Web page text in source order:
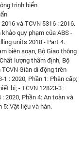
trình biển
và TCVN 5316 : 2016.
quy phạm của ABS -
units 2018 - Part 4.
biên soạn, Bộ Giao thông
lượng thẩm định, Bộ
Giàn di động trên
: 2020, Phần 1: Phân cấp;
bị; - TCVN 12823-3 :
2020, Phần 4: An toàn và
5: Vật liệu và hàn.